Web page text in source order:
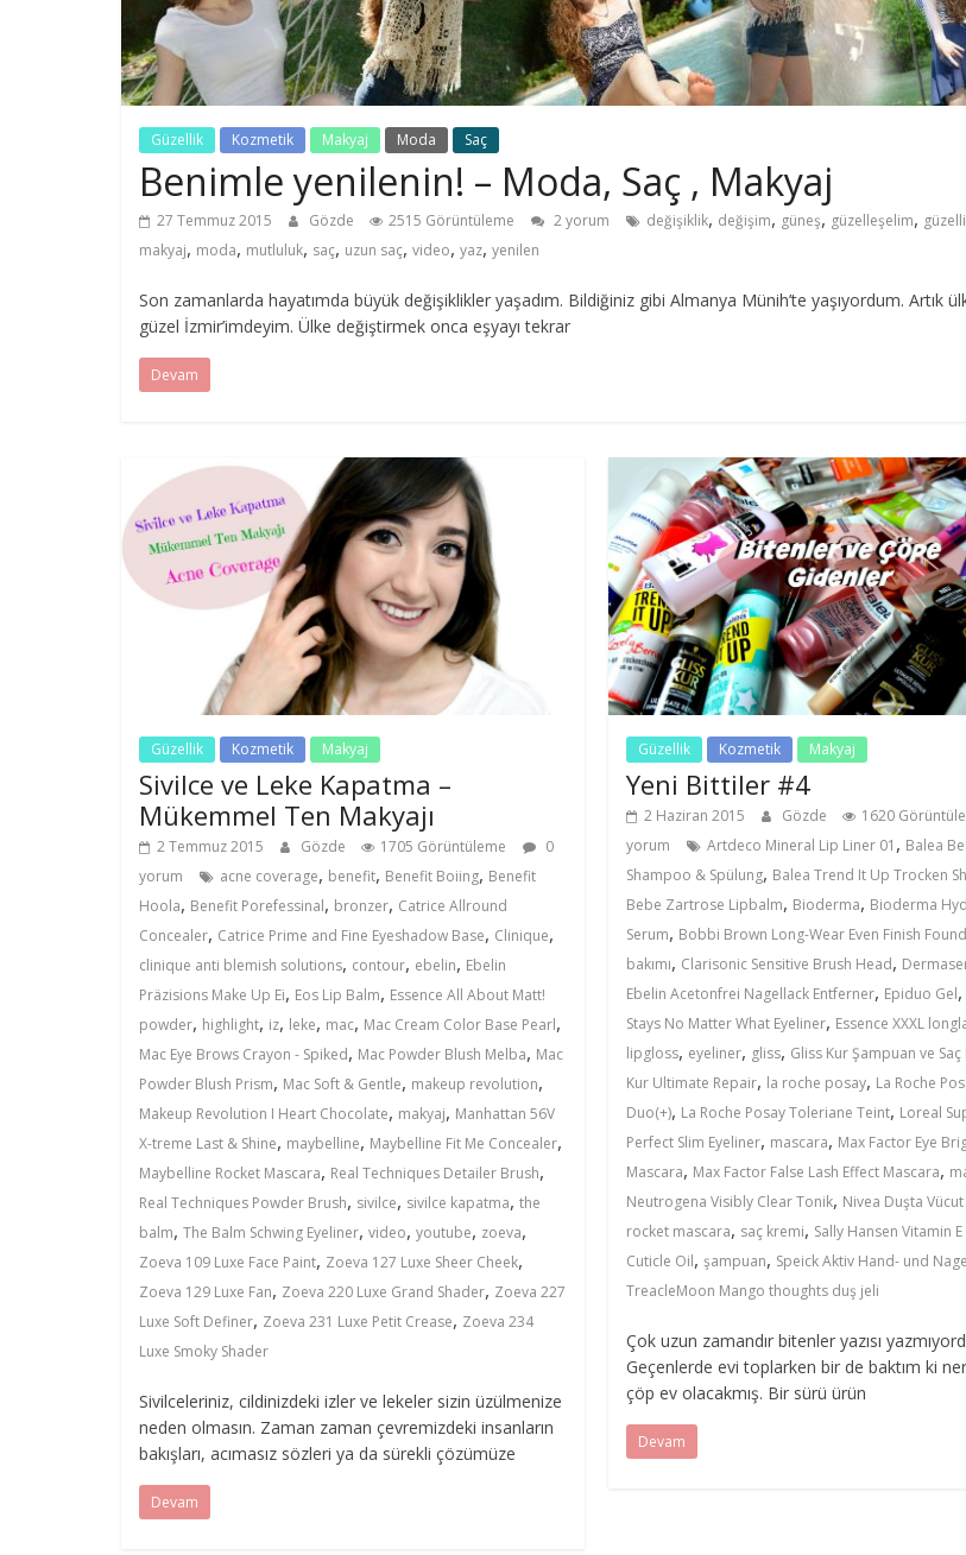
Güzellik Kozmetik Makyaj Moda Saç
Benimle yenilenin! – Moda, Saç , Makyaj
27 Temmuz 2015 Gözde 2515 Görüntüleme 2 yorum değişiklik, değişim, güneş, güzelleşelim,
makyaj, moda, mutluluk, saç, uzun saç, video, yaz, yenilen
Son zamanlarda hayatımda büyük değişiklikler yaşadım. Bildiğiniz gibi Almanya Münih’te yaşıyordum. Artık
güzel İzmir’imdeyim. Ülke değiştirmek onca eşyayı tekrar
Devam
Güzellik Kozmetik Makyaj
Sivilce ve Leke Kapatma –
Mükemmel Ten Makyajı
2 Temmuz 2015 Gözde 1705 Görüntüleme
0
yorum
acne coverage, benefit, Benefit Boiing, Benefit
Hoola, Benefit Porefessinal, bronzer, Catrice Allround
Concealer, Catrice Prime and Fine Eyeshadow Base, Clinique,
clinique anti blemish solutions, contour, ebelin, Ebelin
Präzisions Make Up Ei, Eos Lip Balm, Essence All About Matt!
powder, highlight, iz, leke, mac, Mac Cream Color Base Pearl,
Mac Eye Brows Crayon - Spiked, Mac Powder Blush Melba, Mac
Powder Blush Prism, Mac Soft & Gentle, makeup revolution,
Makeup Revolution I Heart Chocolate, makyaj, Manhattan 56V
X-treme Last & Shine, maybelline, Maybelline Fit Me Concealer,
Maybelline Rocket Mascara, Real Techniques Detailer Brush,
Real Techniques Powder Brush, sivilce, sivilce kapatma, the
balm, The Balm Schwing Eyeliner, video, youtube, zoeva,
Zoeva 109 Luxe Face Paint, Zoeva 127 Luxe Sheer Cheek,
Zoeva 129 Luxe Fan, Zoeva 220 Luxe Grand Shader, Zoeva 227
Luxe Soft Definer, Zoeva 231 Luxe Petit Crease, Zoeva 234
Luxe Smoky Shader
Sivilceleriniz, cildinizdeki izler ve lekeler sizin üzülmenize
neden olmasın. Zaman zaman çevremizdeki insanların
bakışları, acımasız sözleri ya da sürekli çözümüze
Devam
Güzellik Kozmetik Makyaj
Yeni Bittiler #4
2 Haziran 2015 Gözde 1620
yorum
Artdeco Mineral Lip Liner 01 , Balea
Shampoo & Spülung, Balea Trend It Up Trocken
Bebe Zartrose Lipbalm, Bioderma, Bioderma
Serum, Bobbi Brown Long-Wear Even Finish
bakımı, Clarisonic Sensitive Brush Head,
Ebelin Acetonfrei Nagellack Entferner, Epiduo Gel,
Stays No Matter What Eyeliner, Essence XXXL
lipgloss, eyeliner, gliss, Gliss Kur Şampuan ve Saç
Kur Ultimate Repair, la roche posay, La Roche
Duo(+), La Roche Posay Toleriane Teint, Loreal
Perfect Slim Eyeliner, mascara, Max Factor Eye
Mascara, Max Factor False Lash Effect Mascara,
Neutrogena Visibly Clear Tonik, Nivea Duşta Vücut
rocket mascara, saç kremi, Sally Hansen Vitamin
Cuticle Oil,şampuan, Speick Aktiv Hand- und
TreacleMoon Mango thoughts duş jeli
Çok uzun zamandır bitenler yazısı
Geçenlerde evi toplarken bir de baktım ki
çöp ev olacakmış. Bir sürü ürün
Devam